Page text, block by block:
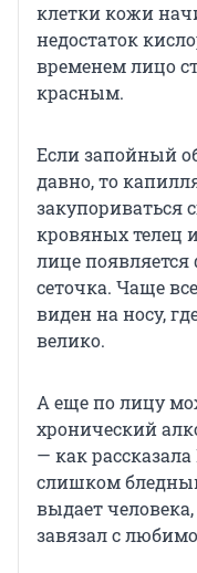
клетки кожи
недостаток
временем лицо
красным.
Если запойный
давно, то
закупориваться
кровяных телец
лице появляется
сеточка. Чаще
виден на носу,
велико.
А еще по лицу
хронический
— как
слишком
выдает
завязал с